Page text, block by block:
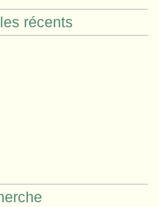
récents